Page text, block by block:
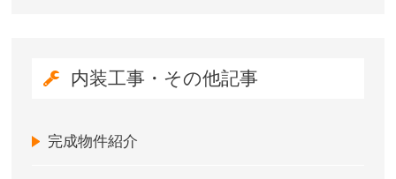
内装工事・その他記事
完成物件紹介